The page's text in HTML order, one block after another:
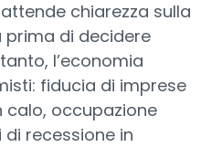
chiarezza sulla
di decidere
l’economia
fiducia di imprese
calo, occupazione
recessione in